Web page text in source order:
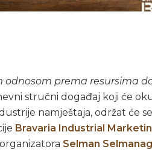
odnosom prema resursima
stručni događaj koji će
namještaja, održat će se
Bravaria Industrial
Selman